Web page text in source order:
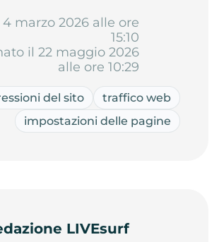
marzo 2026 alle ore
15:10
il 22 maggio 2026
alle ore 10:29
del sito
traffico web
impostazioni delle pagine
LIVEsurf